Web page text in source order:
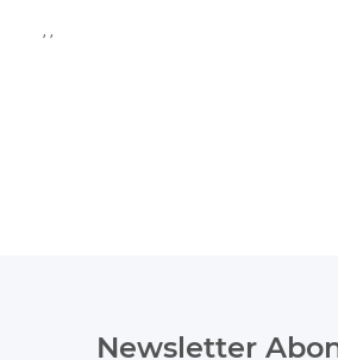
, ,
Newsletter